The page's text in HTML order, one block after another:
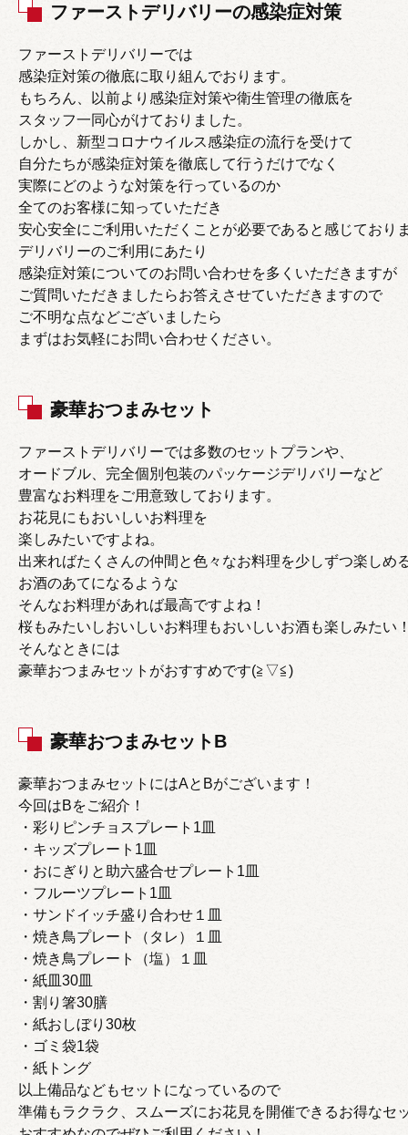
ファーストデリバリーの感染症対策
ファーストデリバリーでは
感染症対策の徹底に取り組んでおります。
もちろん、以前より感染症対策や衛生管理の徹底を
スタッフ一同心がけておりました。
しかし、新型コロナウイルス感染症の流行を受けて
自分たちが感染症対策を徹底して行うだけでなく
実際にどのような対策を行っているのか
全てのお客様に知っていただき
安心安全にご利用いただくことが必要であると感じており
デリバリーのご利用にあたり
感染症対策についてのお問い合わせを多くいただきますが
ご質問いただきましたらお答えさせていただきますので
ご不明な点などございましたら
まずはお気軽にお問い合わせください。
豪華おつまみセット
ファーストデリバリーでは多数のセットプランや、
オードブル、完全個別包装のパッケージデリバリーなど
豊富なお料理をご用意致しております。
お花見にもおいしいお料理を
楽しみたいですよね。
出来ればたくさんの仲間と色々なお料理を少しずつ楽しめ
お酒のあてになるような
そんなお料理があれば最高ですよね！
桜もみたいしおいしいお料理もおいしいお酒も楽しみたい
そんなときには
豪華おつまみセットがおすすめです(≧▽≦)
豪華おつまみセットB
豪華おつまみセットにはAとBがございます！
今回はBをご紹介！
・彩りピンチョスプレート1皿
・キッズプレート1皿
・おにぎりと助六盛合せプレート1皿
・フルーツプレート1皿
・サンドイッチ盛り合わせ１皿
・焼き鳥プレート（タレ）１皿
・焼き鳥プレート（塩）１皿
・紙皿30皿
・割り箸30膳
・紙おしぼり30枚
・ゴミ袋1袋
・紙トング
以上備品などもセットになっているので
準備もラクラク、スムーズにお花見を開催できるお得なセ